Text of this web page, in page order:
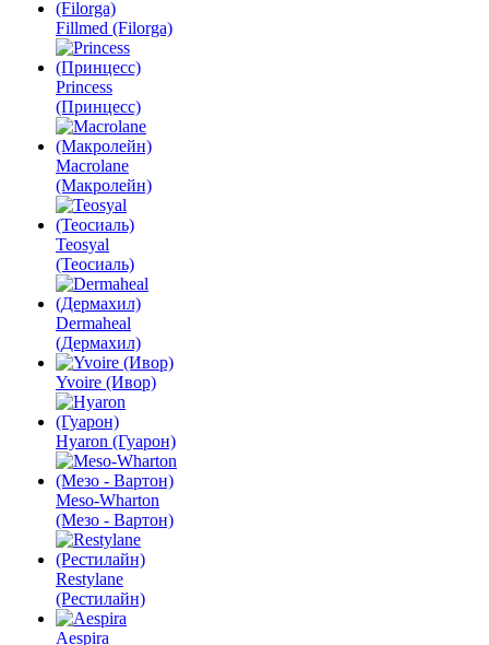
Fillmed (Filorga)
Princess
(Принцесс)
Macrolane
(Макролейн)
Teosyal
(Теосиаль)
Dermaheal
(Дермахил)
Yvoire (Ивор)
Hyaron (Гуарон)
Meso-Wharton
(Мезо - Вартон)
Restylane
(Рестилайн)
Aespira